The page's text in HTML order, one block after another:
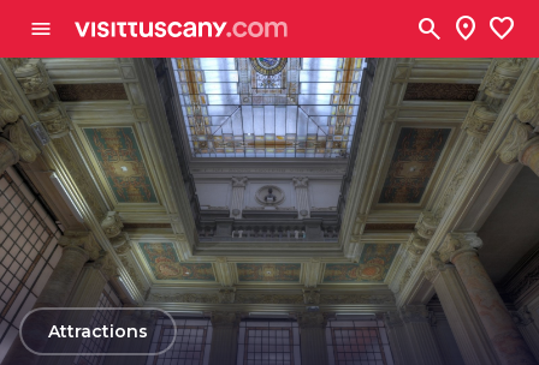
menu search location_on favorite
arrow_back
Attractions